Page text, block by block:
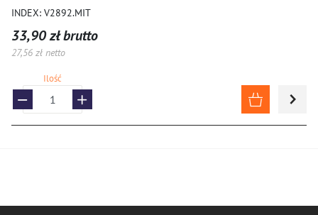
INDEX: V2892.MIT
33,90 zł brutto
27,56 zł netto
Ilość